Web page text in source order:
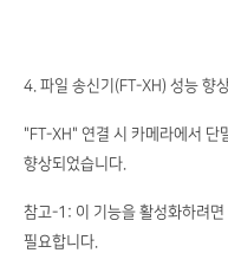
4. 파일 송신기(FT-XH) 성능 향
"FT-XH" 연결 시 카메라에서 단
향상되었습니다.
참고-1: 이 기능을 활성화하려
필요합니다.